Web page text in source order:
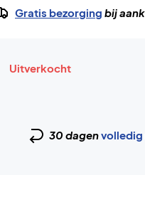
Gratis bezorging bij
Uitverkocht
30 dagenvolledig